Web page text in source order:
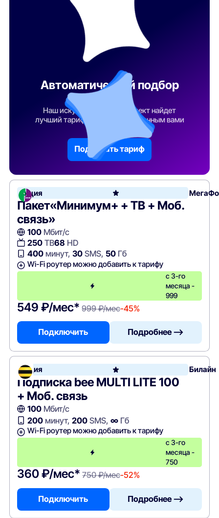
Автоматический подбор
тарифа
Наш искусственный интеллект найдет
лучший тарифный план по указанным вами
Подобрать тариф
Акция
Пакет«Минимум+ + ТВ + Моб.
связь»
100Мбит/с
250ТВ68 HD
400минут, 30SMS, 50Гб
Wi-Fi роутер можно добавить к тарифу
с 3-го
месяца -
999
549 ₽/мес* 999 ₽/мес-45%
Подключить Подробнее —>
Акция Билайн
Подписка bee MULTI LITE 100
+ Моб. связь
100Мбит/с
200минут, 200SMS, ∞Гб
Wi-Fi роутер можно добавить к тарифу
с 3-го
месяца -
750
360 ₽/мес* 750 ₽/мес-52%
Подключить Подробнее —>